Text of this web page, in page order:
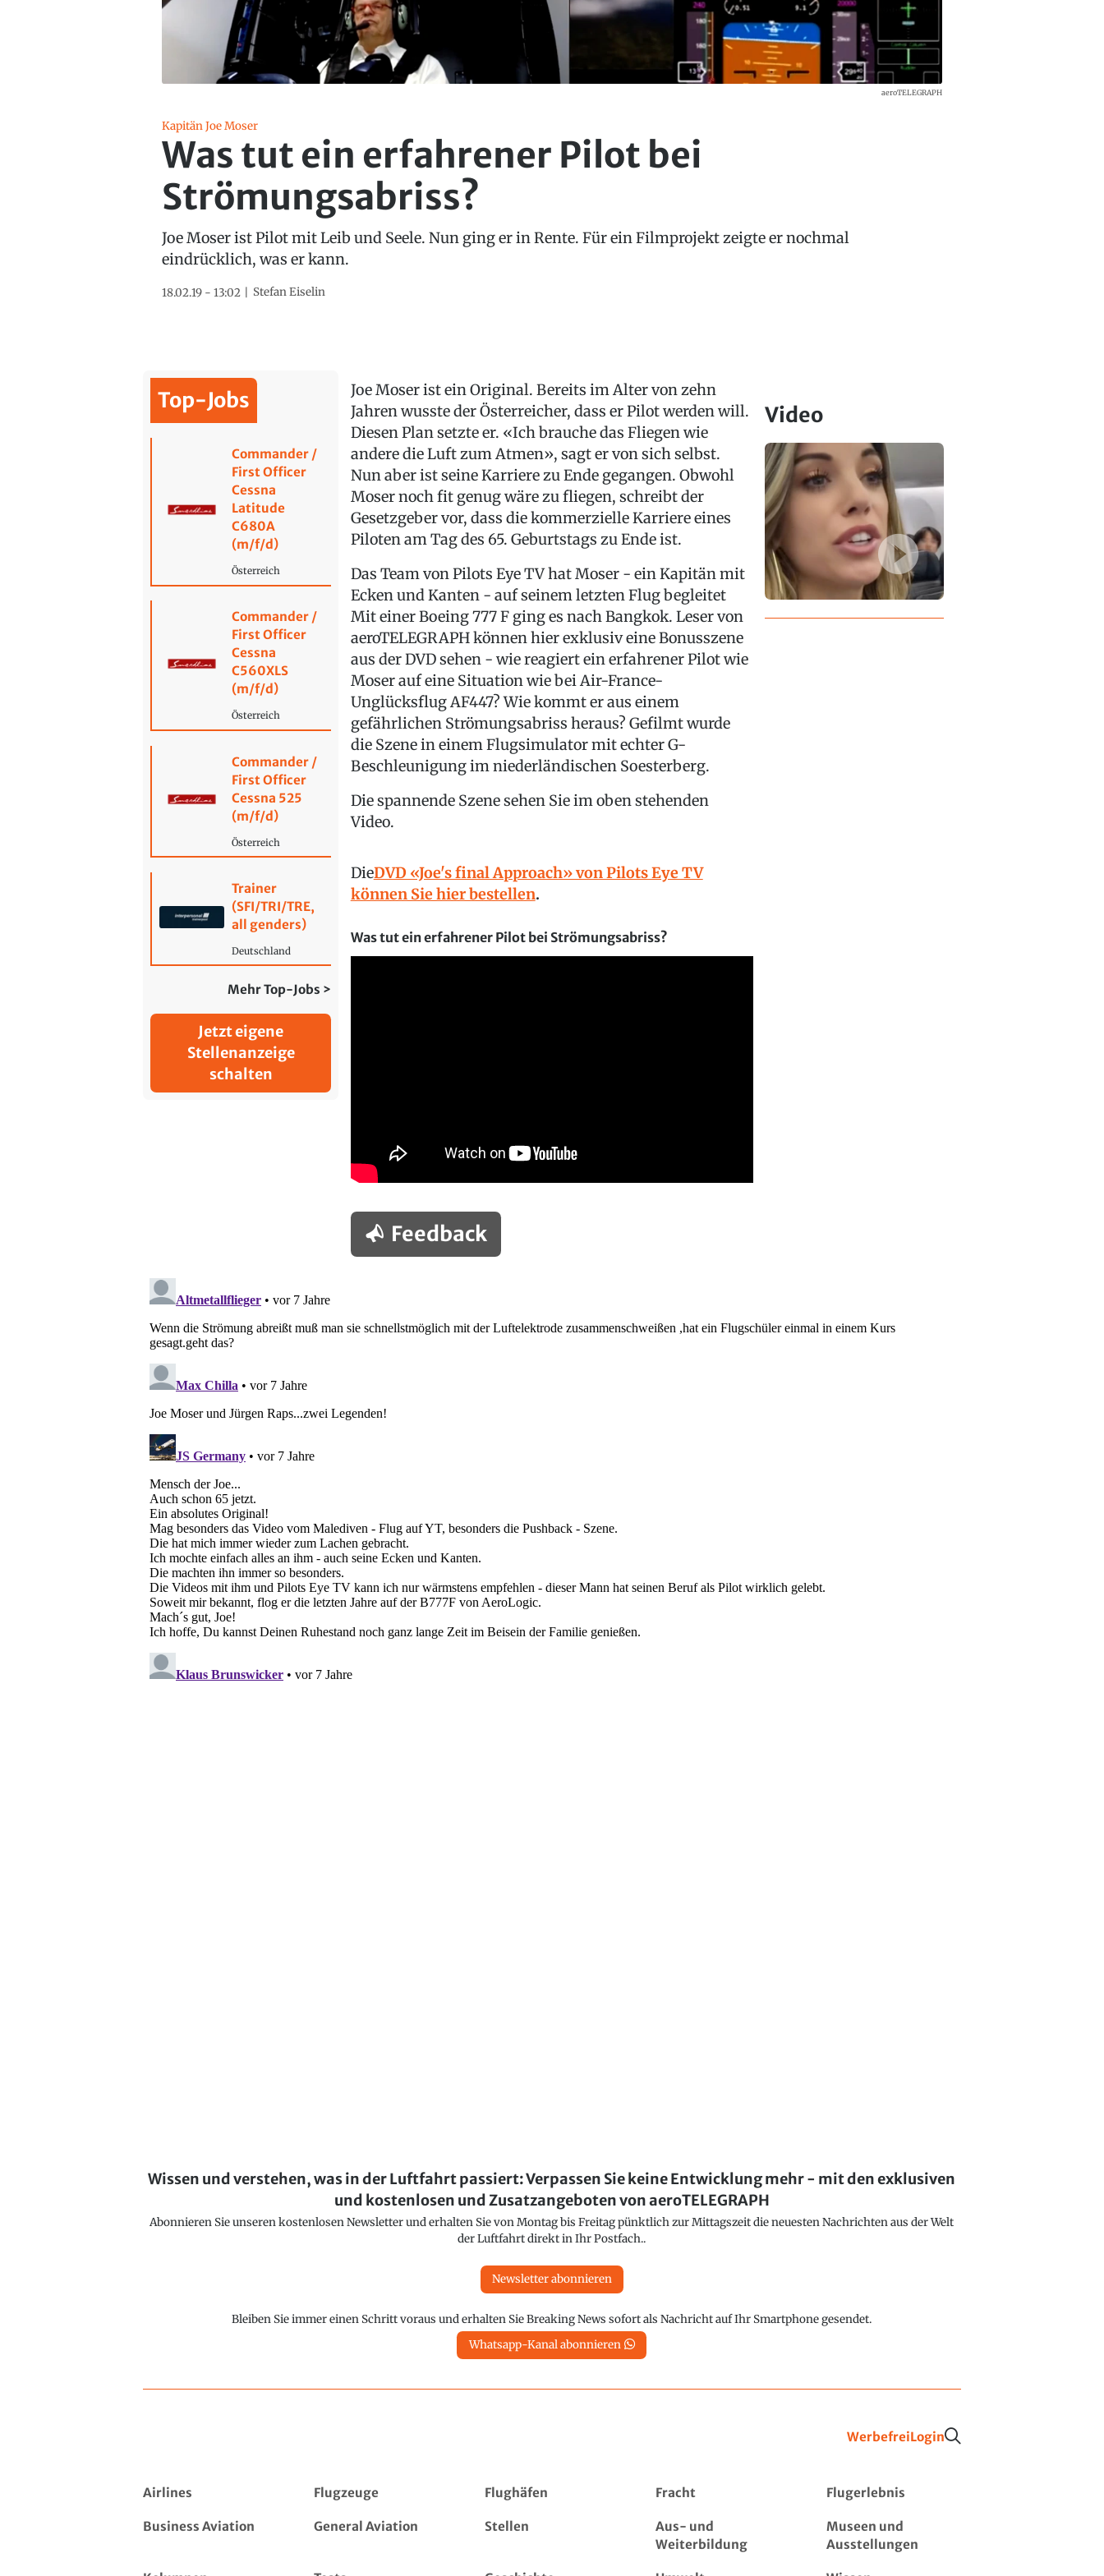
aeroTELEGRAPH
Kapitän Joe Moser
Was tut ein erfahrener Pilot bei
Strömungsabriss?
Joe Moser ist Pilot mit Leib und Seele. Nun ging er in Rente. Für ein Filmprojekt zeigte er nochmal
eindrücklich, was er kann.
18.02.19 - 13:02 Stefan Eiselin
Top-Jobs
Commander /
First Officer
Cessna
Latitude
C680A
(m/f/d)
Österreich
Commander /
First Officer
Cessna
C560XLS
(m/f/d)
Österreich
Commander /
First Officer
Cessna 525
(m/f/d)
Österreich
Trainer
(SFI/TRI/TRE,
all genders)
Deutschland
Mehr Top-Jobs >
Jetzt eigene
Stellenanzeige
schalten
Joe Moser ist ein Original. Bereits im Alter von zehn
Jahren wusste der Österreicher, dass er Pilot werden will.
Diesen Plan setzte er. «Ich brauche das Fliegen wie
andere die Luft zum Atmen», sagt er von sich selbst.
Nun aber ist seine Karriere zu Ende gegangen. Obwohl
Moser noch fit genug wäre zu fliegen, schreibt der
Gesetzgeber vor, dass die kommerzielle Karriere eines
Piloten am Tag des 65. Geburtstags zu Ende ist.
Das Team von Pilots Eye TV hat Moser - ein Kapitän mit
Ecken und Kanten - auf seinem letzten Flug begleitet
Mit einer Boeing 777 F ging es nach Bangkok. Leser von
aeroTELEGRAPH können hier exklusiv eine Bonusszene
aus der DVD sehen - wie reagiert ein erfahrener Pilot wie
Moser auf eine Situation wie bei Air-France-
Unglücksflug AF447? Wie kommt er aus einem
gefährlichen Strömungsabriss heraus? Gefilmt wurde
die Szene in einem Flugsimulator mit echter G-
Beschleunigung im niederländischen Soesterberg.
Die spannende Szene sehen Sie im oben stehenden
Video.
DieDVD «Joe's final Approach» von Pilots Eye TV
können Sie hier bestellen.
Was tut ein erfahrener Pilot bei Strömungsabriss?
Feedback
Video
Wissen und verstehen, was in der Luftfahrt passiert: Verpassen Sie keine Entwicklung mehr - mit den exklusiven
und kostenlosen und Zusatzangeboten von aeroTELEGRAPH
Abonnieren Sie unseren kostenlosen Newsletter und erhalten Sie von Montag bis Freitag pünktlich zur Mittagszeit die neuesten Nachrichten aus der Welt
der Luftfahrt direkt in Ihr Postfach..
Newsletter abonnieren
Bleiben Sie immer einen Schritt voraus und erhalten Sie Breaking News sofort als Nachricht auf Ihr Smartphone gesendet.
Whatsapp-Kanal abonnieren
WerbefreiLogin
Airlines Flugzeuge Flughäfen Fracht Flugerlebnis
Business Aviation General Aviation Stellen
Aus- und
Weiterbildung
Museen und
Ausstellungen